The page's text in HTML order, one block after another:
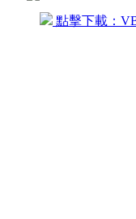
點擊下載：